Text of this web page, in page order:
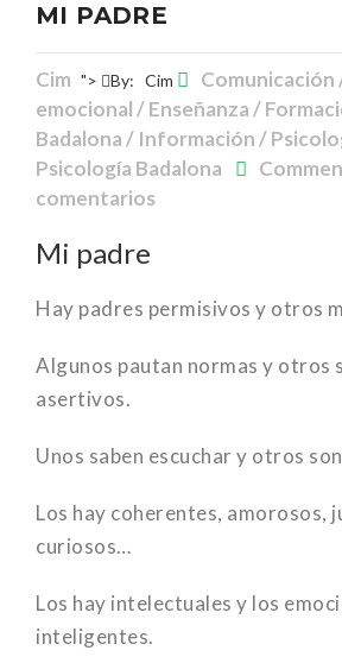
MI PADRE
Cim "> By: Cim
Comunicación
emocional / Enseñanza /
Badalona / Información /
Psicología Badalona
comentarios
Mi padre
Hay padres permisivos y otros
Algunos pautan normas y otros
asertivos.
Unos saben escuchar y otros
Los hay coherentes, amorosos,
curiosos…
Los hay intelectuales y los
inteligentes.